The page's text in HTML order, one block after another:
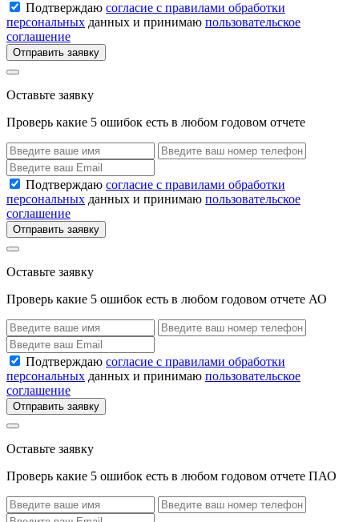
Подтверждаю согласие с правилами обработки
персональных данных и принимаю пользовательское
соглашение
Отправить заявку
Оставьте заявку
Проверь какие 5 ошибок есть в любом годовом отчете
Подтверждаю согласие с правилами обработки
персональных данных и принимаю пользовательское
соглашение
Отправить заявку
Оставьте заявку
Проверь какие 5 ошибок есть в любом годовом отчете АО
Подтверждаю согласие с правилами обработки
персональных данных и принимаю пользовательское
соглашение
Отправить заявку
Оставьте заявку
Проверь какие 5 ошибок есть в любом годовом отчете ПАО